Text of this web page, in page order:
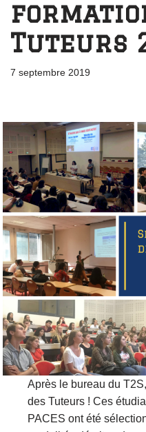
Tuteurs
7 septembre 2019
Après le bureau du
des Tuteurs ! Ces
PACES ont été